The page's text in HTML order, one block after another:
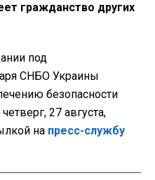
гражданство других
под
СНБО Украины
безопасности
27 августа,
на пресс-службу